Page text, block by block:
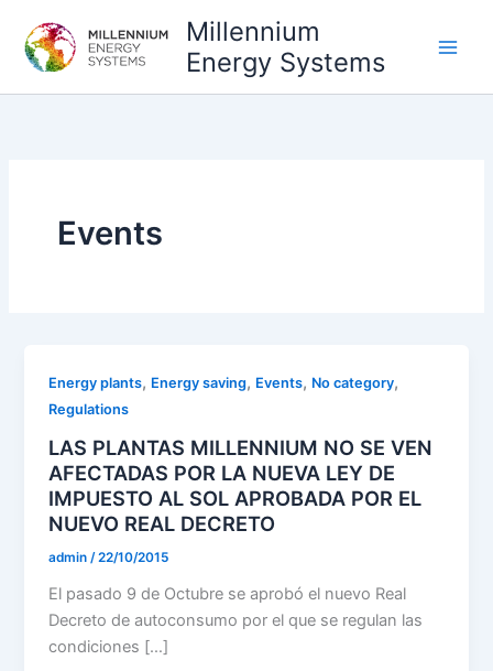
contenido
Millennium
Energy Systems
Events
Energy plants, Energy saving, Events, No category,
Regulations
LAS PLANTAS MILLENNIUM NO SE VEN
AFECTADAS POR LA NUEVA LEY DE
IMPUESTO AL SOL APROBADA POR EL
NUEVO REAL DECRETO
admin /22/10/2015
El pasado 9 de Octubre se aprobó el nuevo Real
Decreto de autoconsumo por el que se regulan las
condiciones […]